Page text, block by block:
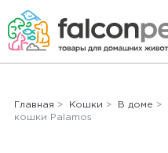
Главная > Кошки > В доме >
кошки Palamos